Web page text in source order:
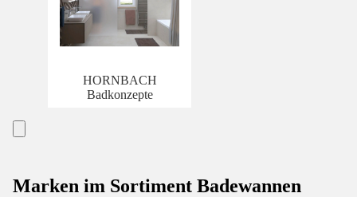
HORNBACH
Badkonzepte
Marken im Sortiment Badewannen